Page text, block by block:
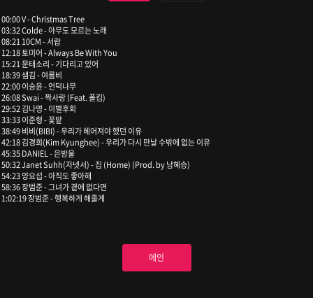
00:00 V - Christmas Tree
03:32 Colde - 아무도 모르는 노래
08:21 10CM - 서랍
12:18 토미어 - Always Be With You
15:21 문태소리 - 기다리고 있어
18:39 샘김 - 여름비
22:00 이승윤 - 언덕나무
26:08 Swai - 짝사랑 (Feat. 폴킴)
29:52 김나영 - 이별후회
33:33 이준형 - 꽃밭
38:49 비비(BIBI) - 우리가 헤어져야 했던 이유
42:18 김경희(Kim Kyunghee) - 우리가 다시 만날 수밖에 없는 이유
45:35 DANIEL - 은방울
50:32 Janet Suhh(자넷서) - 집 (Home) (Prod. by 남혜승)
54:23 양요섭 - 아직도 좋아해
58:36 장범준 - 그녀가 곁에 없다면
1:02:19 장범준 - 행복하게 해줄게
메인